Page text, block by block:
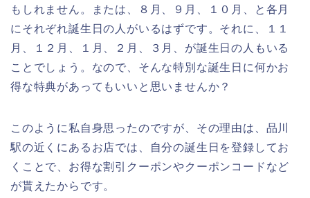
もしれません。または、８月、９月、１０月、と各月
にそれぞれ誕生日の人がいるはずです。それに、１１
月、１２月、１月、２月、３月、が誕生日の人もいる
ことでしょう。なので、そんな特別な誕生日に何かお
得な特典があってもいいと思いませんか？
このように私自身思ったのですが、その理由は、品川
駅の近くにあるお店では、自分の誕生日を登録してお
くことで、お得な割引クーポンやクーポンコードなど
が貰えたからです。